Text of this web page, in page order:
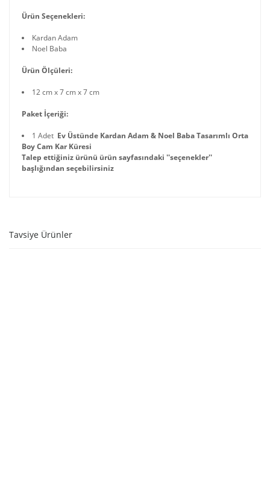
Ürün Seçenekleri:
Kardan Adam
Noel Baba
Ürün Ölçüleri:
12 cm x 7 cm x 7 cm
Paket İçeriği:
1 Adet Ev Üstünde Kardan Adam & Noel Baba Tasarımlı Orta
Boy Cam Kar Küresi
Talep ettiğiniz ürünü ürün sayfasındaki ''seçenekler''
başlığından seçebilirsiniz
Tavsiye Ürünler